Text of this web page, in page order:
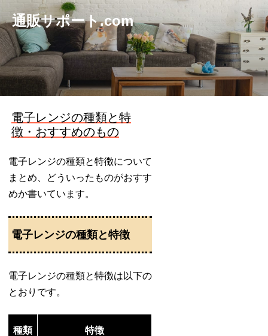
通販サポート.com
電子レンジの種類と特
徴・おすすめのもの
電子レンジの種類と特徴について
まとめ、どういったものがおすす
めか書いています。
電子レンジの種類と特徴
電子レンジの種類と特徴は以下の
とおりです。
種類 特徴